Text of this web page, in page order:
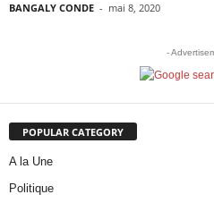
BANGALY CONDE - mai 8, 2020
-
POPULAR CATEGORY
A la Une
Politique